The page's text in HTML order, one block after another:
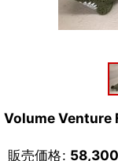
Volume Venture
販売価格: 58,300